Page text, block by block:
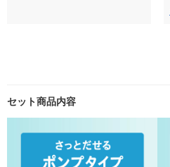
セット商品内容